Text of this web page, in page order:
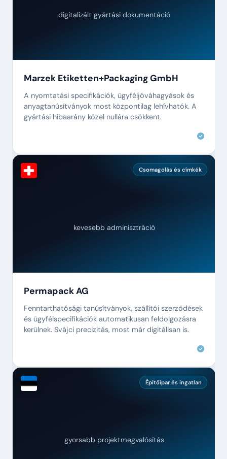
digitalizált gyártási dokumentáció
Marzek Etiketten+Packaging GmbH
A nyomtatási specifikációk, ügyféljóváhagyások és
anyagtanúsítványok most központilag lehívhatók. A
gyártási hibaarány közel nullára csökkent.
Csomagolás és címkék
kevesebb adminisztráció
Permapack AG
Fenntarthatósági tanúsítványok, szállítói szerződések
és ügyfélspecifikációk automatikusan feldolgozásra
kerülnek. Svájci precizitás, most már digitálisan is.
Építőipar és ingatlan
gyorsabb projektmegvalósítás